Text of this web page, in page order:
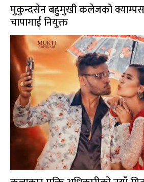
मुकुन्दसेन बहुमुखी कलेजको क्याम्पस
चापागाईं नियुक्त